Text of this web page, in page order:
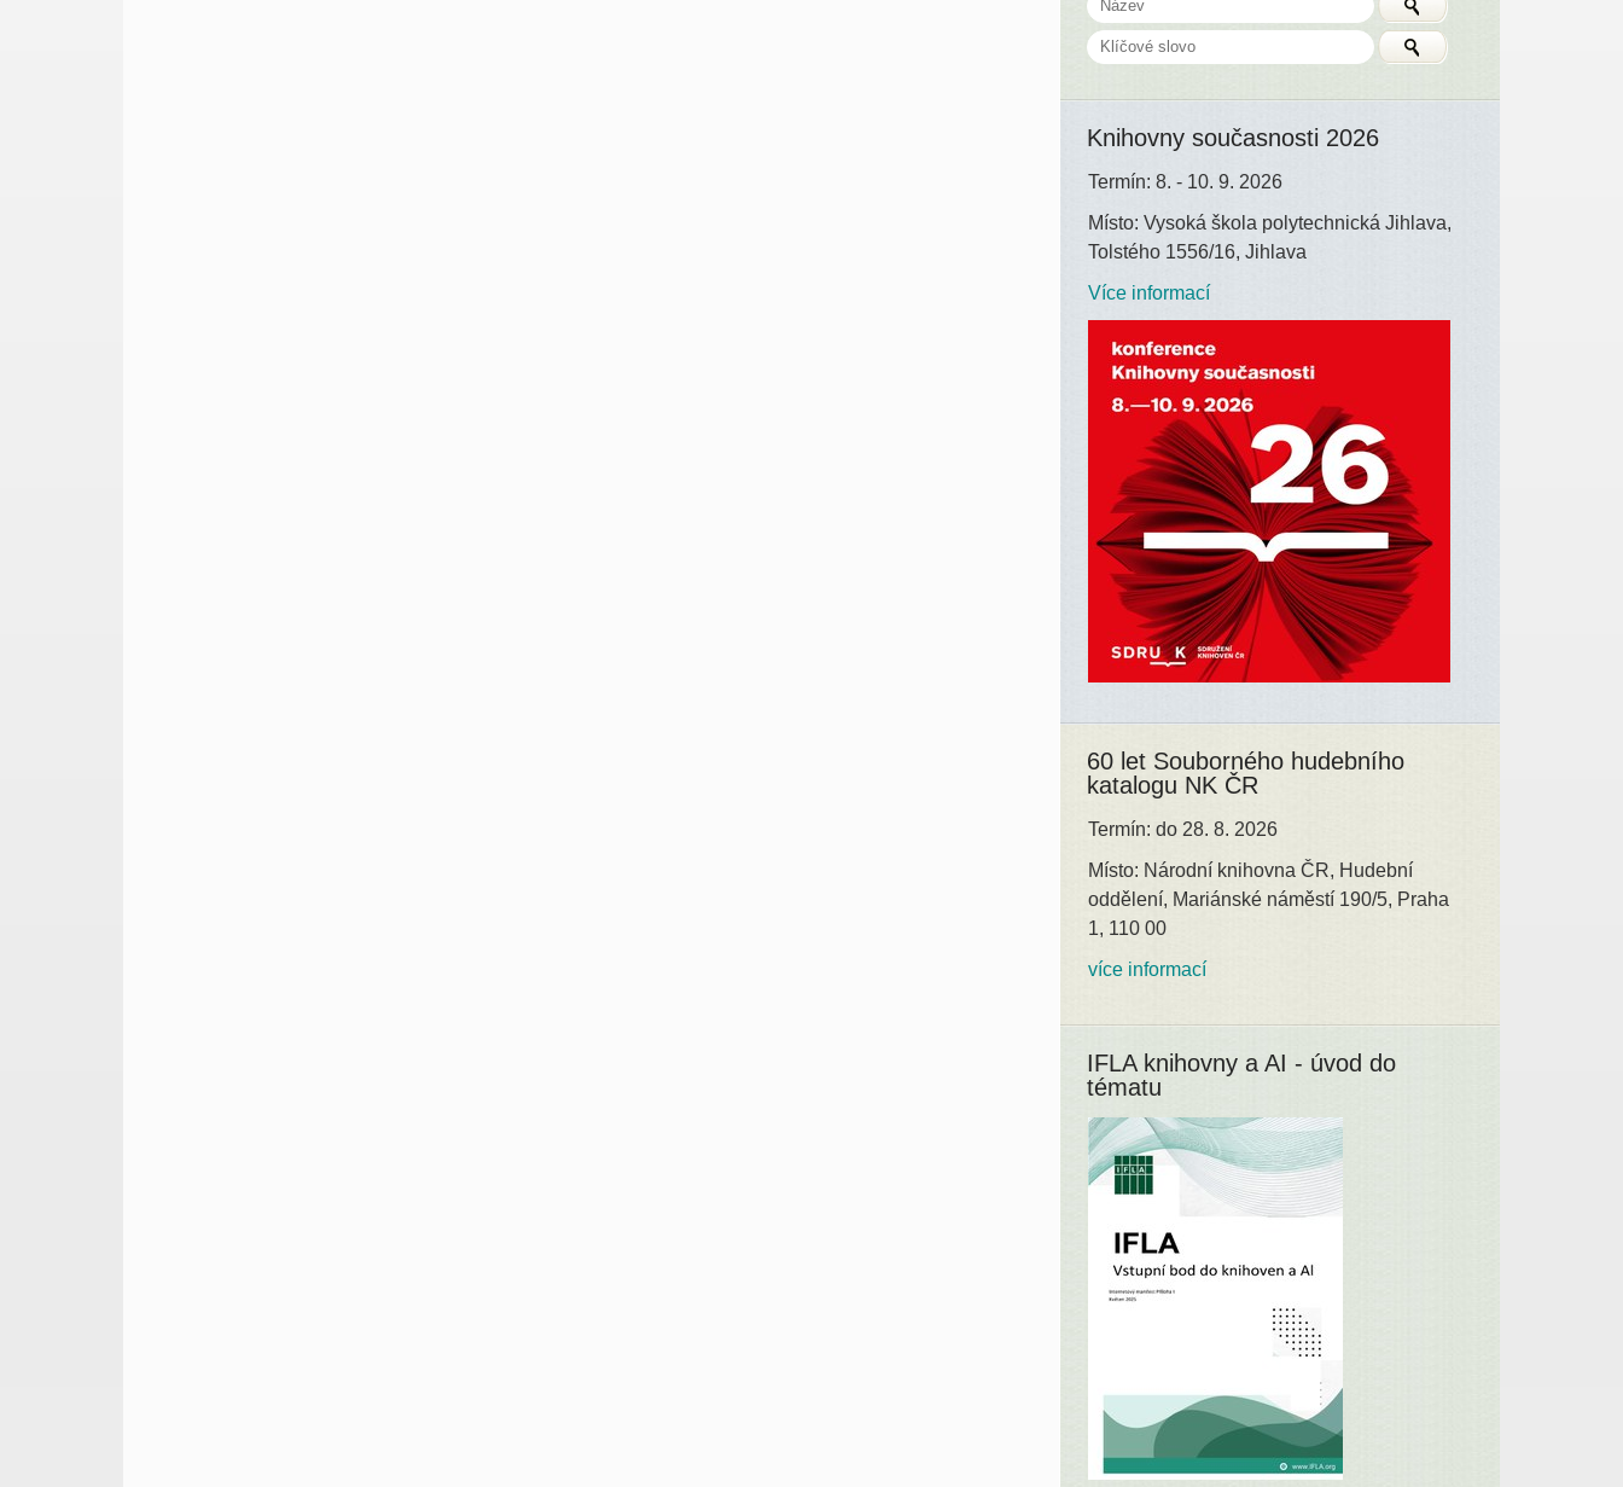
Knihovny současnosti 2026
Termín: 8. - 10. 9. 2026
Místo: Vysoká škola polytechnická Jihlava,
Tolstého 1556/16, Jihlava
Více informací
60 let Souborného hudebního
katalogu NK ČR
Termín: do 28. 8. 2026
Místo: Národní knihovna ČR, Hudební
oddělení, Mariánské náměstí 190/5, Praha
1, 110 00
více informací
IFLA knihovny a AI - úvod do
tématu